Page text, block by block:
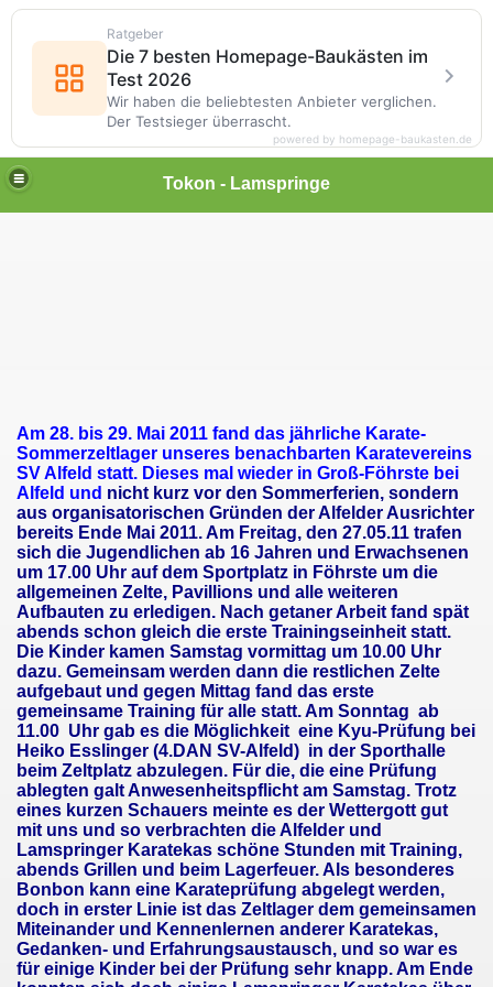
Tokon - Lamspringe
Am 28. bis 29. Mai 2011 fand das jährliche Karate-
Sommerzeltlager unseres benachbarten Karatevereins
SV Alfeld statt. Dieses mal wieder in Groß-Föhrste bei
Alfeld und nicht kurz vor den Sommerferien, sondern
aus organisatorischen Gründen der Alfelder Ausrichter
bereits Ende Mai 2011. Am Freitag, den 27.05.11 trafen
sich die Jugendlichen ab 16 Jahren und Erwachsenen
um 17.00 Uhr auf dem Sportplatz in Föhrste um die
allgemeinen Zelte, Pavillions und alle weiteren
Aufbauten zu erledigen. Nach getaner Arbeit fand spät
abends schon gleich die erste Trainingseinheit statt.
Die Kinder kamen Samstag vormittag um 10.00 Uhr
dazu. Gemeinsam werden dann die restlichen Zelte
aufgebaut und gegen Mittag fand das erste
gemeinsame Training für alle statt. Am Sonntag ab
11.00 Uhr gab es die Möglichkeit eine Kyu-Prüfung bei
Heiko Esslinger (4.DAN SV-Alfeld) in der Sporthalle
beim Zeltplatz abzulegen. Für die, die eine Prüfung
ablegten galt Anwesenheitspflicht am Samstag. Trotz
eines kurzen Schauers meinte es der Wettergott gut
mit uns und so verbrachten die Alfelder und
Lamspringer Karatekas schöne Stunden mit Training,
abends Grillen und beim Lagerfeuer. Als besonderes
Bonbon kann eine Karateprüfung abgelegt werden,
doch in erster Linie ist das Zeltlager dem gemeinsamen
Miteinander und Kennenlernen anderer Karatekas,
Gedanken- und Erfahrungsaustausch, und so war es
für einige Kinder bei der Prüfung sehr knapp. Am Ende
Ratgeber
Die 7 besten Homepage-Baukästen im
Test 2026
Wir haben die beliebtesten Anbieter verglichen.
Der Testsieger überrascht.
powered by homepage-baukasten.de